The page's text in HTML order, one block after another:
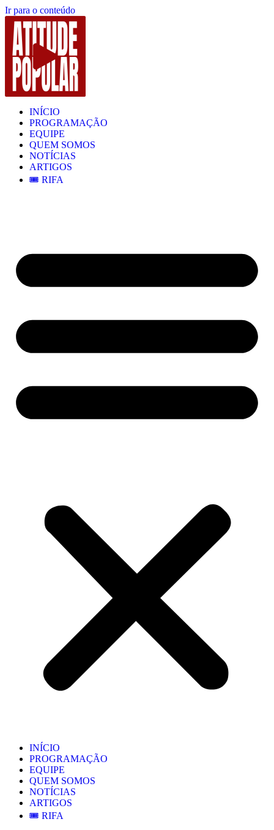
Ir para o conteúdo
INÍCIO
PROGRAMAÇÃO
EQUIPE
QUEM SOMOS
NOTÍCIAS
ARTIGOS
🎟️ RIFA
INÍCIO
PROGRAMAÇÃO
EQUIPE
QUEM SOMOS
NOTÍCIAS
ARTIGOS
🎟️ RIFA